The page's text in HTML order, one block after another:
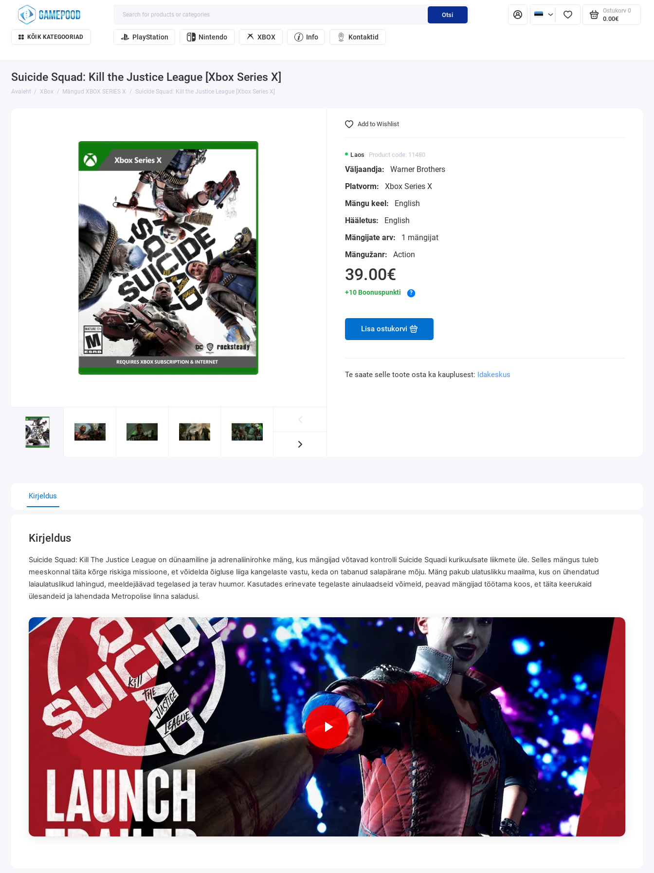
Otsi
Ostukorv 0
0.00€
KÕIK KATEGOORIAD PlayStation Nintendo XBOX Info Kontaktid
Suicide Squad: Kill the Justice League [Xbox Series X]
Avaleht XBox Mängud XBOX SERIES X Suicide Squad: Kill the Justice League [Xbox Series X]
Laos Product code: 11480
Väljaandja:
Warner Brothers
Platvorm:
Xbox Series X
Mängu keel:
English
Hääletus:
English
Mängijate arv:
1 mängijat
Mängužanr:
Action
39.00€
+10 Boonuspunkti ?
Lisa ostukorvi
Add to Wishlist
Te saate selle toote osta ka kauplusest: Idakeskus
Kirjeldus
Kirjeldus
Suicide Squad: Kill The Justice League on dünaamiline ja adrenaliinirohke mäng, kus mängijad võtavad kontrolli Suicide Squadi kurikuulsate liikmete üle. Selles mängus tuleb
meeskonnal täita kõrge riskiga missioone, et võidelda õigluse liiga kangelaste vastu, keda on tabanud salapärane mõju. Mäng pakub ulatuslikku maailma, kus on ühendatud
laiaulatuslikud lahingud, meeldejäävad tegelased ja terav huumor. Kasutades erinevate tegelaste ainulaadseid võimeid, peavad mängijad töötama koos, et täita keerukaid
ülesandeid ja lahendada Metropolise linna saladusi.